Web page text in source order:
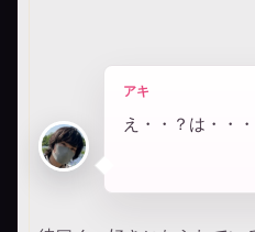
アキ
え・・？は・・・